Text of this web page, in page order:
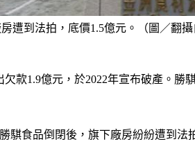
遭到法拍，底價1.5億元。（圖／翻攝
款1.9億元，於2022年宣布破產。
食品倒閉後，旗下廠房紛紛遭到法